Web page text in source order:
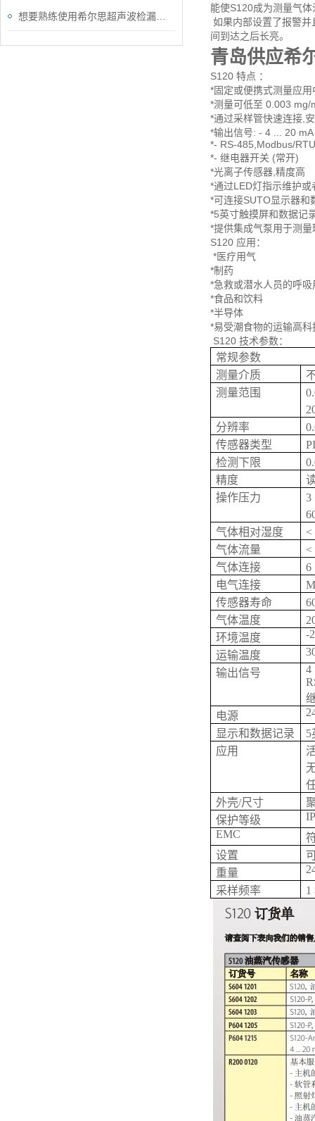
能使S120成为测量气
如果内部设置了报警
间到达之后长亮。
青岛供应希
S120 特点 ：
*固定或便携式测量应用
*测量可低至 0.003 mg/
*通过采样管快速连接,
*输出信号: - 4 ... 20 mA
*- RS-485,Modbus/RTU
*- 继电器开关 (常开)
*光离子传感器,精度高
*通过LED灯指示维护或
*可连接SUTO显示器和
*5英寸触摸屏和数据记
*提供集成气泵用于测
S120 应用：
*医疗用气
*制药
*急救或潜水人员的呼吸
*食品和饮料
*半导体
*易受潮食物的运输高科
S120 技术参数：
常规参数
测量介质
测量范围
分辨率
传感器类型
检测下限
精度
操作压力
3
气体相对湿度
<
气体流量
<
气体连接
6
电气连接
传感器寿命
气体温度
环境温度
-
运输温度
输出信号
4
电源
显示和数据记录
5
应用
外壳/尺寸
保护等级
EMC
设置
重量
采样频率
1